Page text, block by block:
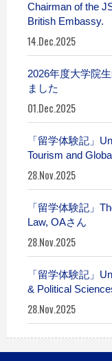
Chairman of the
British Embassy.
14.Dec.2025
2026年度大学院
ました
01.Dec.2025
「留学体験記」
Tourism and
28.Nov.2025
「留学体験記」
Law, OAさん
28.Nov.2025
「留学体験記」
& Political
28.Nov.2025